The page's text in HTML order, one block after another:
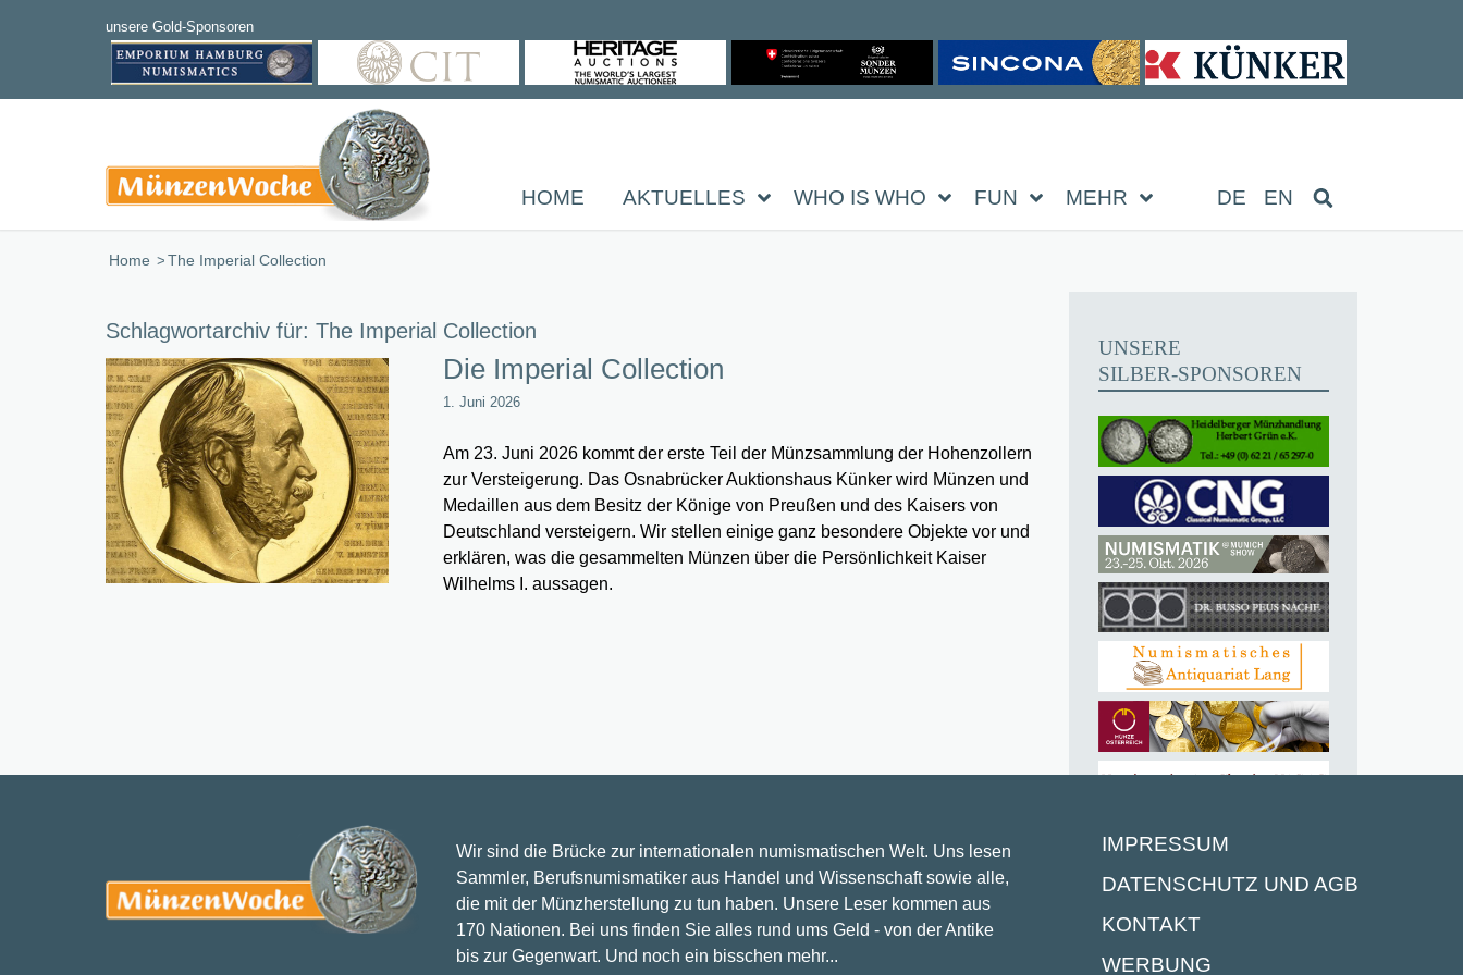
HOME AKTUELLES WHO IS WHO FUN MEHR DE EN
Home /The Imperial Collection
Schlagwortarchiv für: The Imperial Collection
Die Imperial Collection
1. Juni 2026
Am 23. Juni 2026 kommt der erste Teil der Münzsammlung der Hohenzollern
zur Versteigerung. Das Osnabrücker Auktionshaus Künker wird Münzen und
Medaillen aus dem Besitz der Könige von Preußen und des Kaisers von
Deutschland versteigern. Wir stellen einige ganz besondere Objekte vor und
erklären, was die gesammelten Münzen über die Persönlichkeit Kaiser
Wilhelms I. aussagen.
UNSERE
SILBER-SPONSOREN
Wir sind die Brücke zur internationalen numismatischen Welt. Uns lesen
Sammler, Berufsnumismatiker aus Handel und Wissenschaft sowie alle,
die mit der Münzherstellung zu tun haben. Unsere Leser kommen aus
170 Nationen. Bei uns finden Sie alles rund ums Geld - von der Antike
bis zur Gegenwart. Und noch ein bisschen mehr...
IMPRESSUM
DATENSCHUTZ UND AGB
KONTAKT
WERBUNG